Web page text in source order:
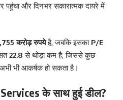
पहुंचा और दिनभर सकारात्मक दायरे में
करोड़ रुपयेहै, जबकि इसका P/E
22.8 से थोड़ा कम है, जिससे कुछ
भी आकर्षक हो सकता है।
के साथ हुई डील?